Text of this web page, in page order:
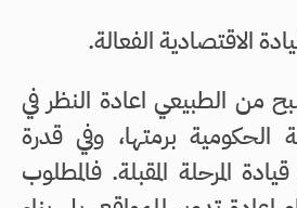
الاقتصادية الفعالة.
من الطبيعي اعادة النظر في
الحكومية برمتها، وفي قدرة
المرحلة المقبلة. فالمطلوب